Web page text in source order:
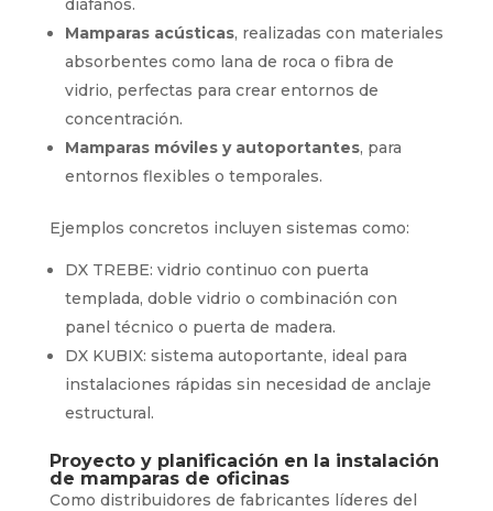
diáfanos.
Mamparas acústicas, realizadas con materiales
absorbentes como lana de roca o fibra de
vidrio, perfectas para crear entornos de
concentración.
Mamparas móviles y autoportantes, para
entornos flexibles o temporales.
Ejemplos concretos incluyen sistemas como:
DX TREBE: vidrio continuo con puerta
templada, doble vidrio o combinación con
panel técnico o puerta de madera.
DX KUBIX: sistema autoportante, ideal para
instalaciones rápidas sin necesidad de anclaje
estructural.
Proyecto y planificación en la instalación
de mamparas de oficinas
Como distribuidores de fabricantes líderes del